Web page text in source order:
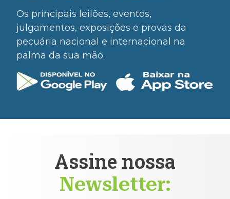
Os principais leilões, eventos,
julgamentos, exposições e provas da
pecuária nacional e internacional na
palma da sua mão.
Assine nossa
Newsletter: